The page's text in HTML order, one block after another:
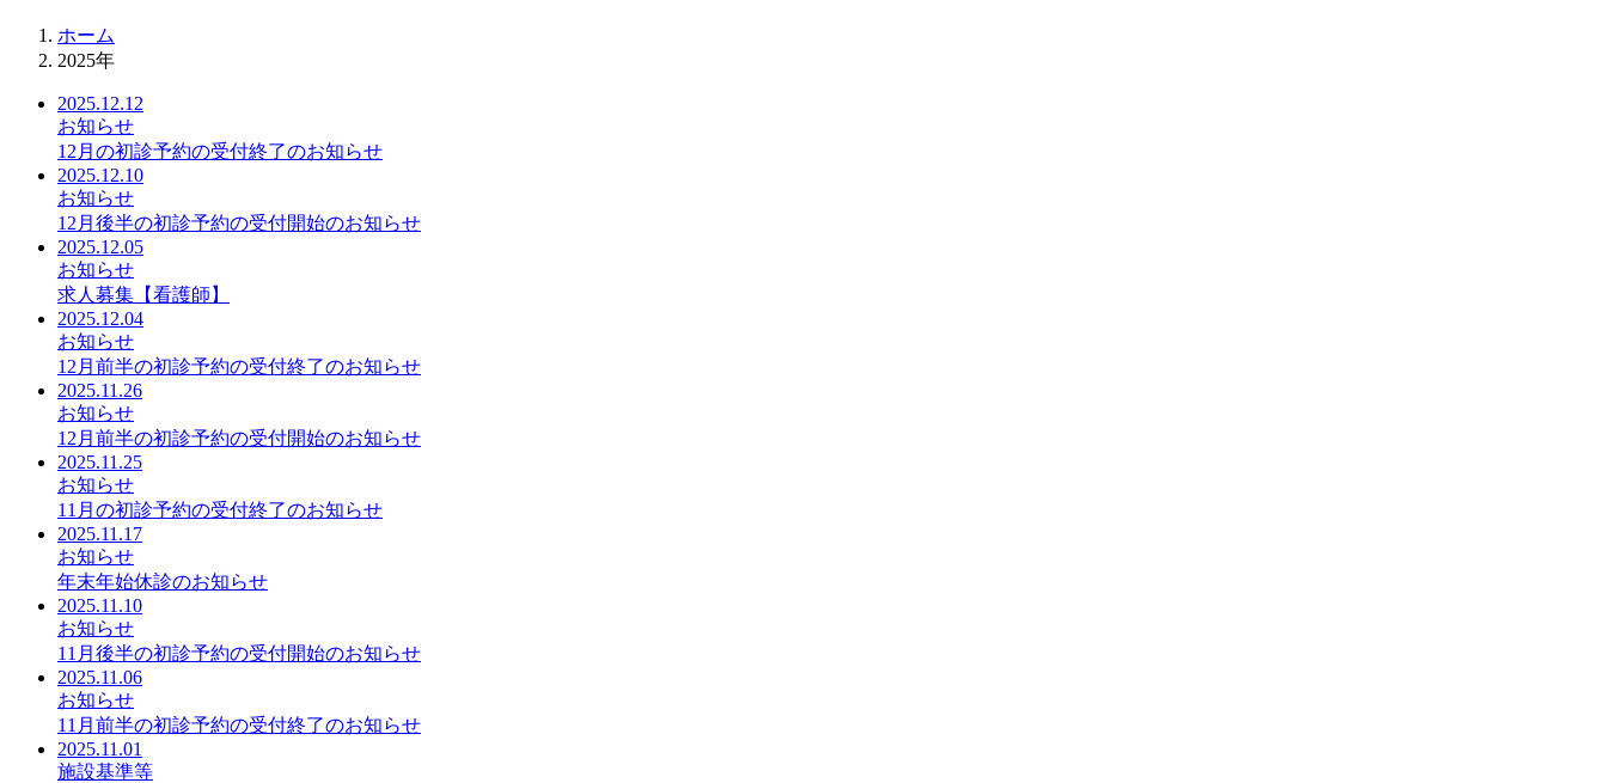
ホーム
2025年
2025.12.12
お知らせ
12月の初診予約の受付終了のお知らせ
2025.12.10
お知らせ
12月後半の初診予約の受付開始のお知らせ
2025.12.05
お知らせ
求人募集【看護師】
2025.12.04
お知らせ
12月前半の初診予約の受付終了のお知らせ
2025.11.26
お知らせ
12月前半の初診予約の受付開始のお知らせ
2025.11.25
お知らせ
11月の初診予約の受付終了のお知らせ
2025.11.17
お知らせ
年末年始休診のお知らせ
2025.11.10
お知らせ
11月後半の初診予約の受付開始のお知らせ
2025.11.06
お知らせ
11月前半の初診予約の受付終了のお知らせ
2025.11.01
施設基準等